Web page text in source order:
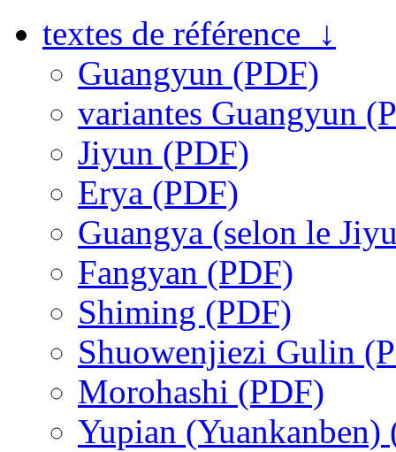
textes de référence ↓
Guangyun (PDF)
variantes Guangyun
Jiyun (PDF)
Erya (PDF)
Guangya (selon le
Fangyan (PDF)
Shiming (PDF)
Shuowenjiezi Gulin
Morohashi (PDF)
Yupian (Yuankanben)